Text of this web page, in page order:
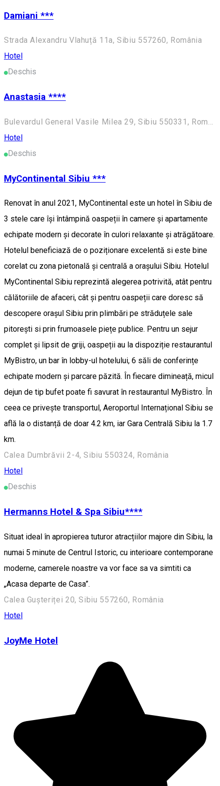
Damiani ***
Strada Alexandru Vlahuță 11a, Sibiu 557260, România
Hotel
Deschis
Anastasia ****
Bulevardul General Vasile Milea 29, Sibiu 550331, România
Hotel
Deschis
MyContinental Sibiu ***
Renovat în anul 2021, MyContinental este un hotel în Sibiu de
3 stele care își întâmpină oaspeții în camere și apartamente
echipate modern și decorate în culori relaxante și atrăgătoare.
Hotelul beneficiază de o poziționare excelentă si este bine
corelat cu zona pietonală și centrală a orașului Sibiu. Hotelul
MyContinental Sibiu reprezintă alegerea potrivită, atât pentru
călătoriile de afaceri, cât și pentru oaspeții care doresc să
descopere orașul Sibiu prin plimbări pe străduțele sale
pitorești si prin frumoasele piețe publice. Pentru un sejur
complet și lipsit de griji, oaspeții au la dispoziție restaurantul
MyBistro, un bar în lobby-ul hotelului, 6 săli de conferințe
echipate modern și parcare păzită. În fiecare dimineață, micul
dejun de tip bufet poate fi savurat în restaurantul MyBistro. În
ceea ce privește transportul, Aeroportul Internațional Sibiu se
află la o distanță de doar 4.2 km, iar Gara Centrală Sibiu la 1.7
km.
Calea Dumbrăvii 2-4, Sibiu 550324, România
Hotel
Deschis
Hermanns Hotel & Spa Sibiu****
Situat ideal în apropierea tuturor atracțiilor majore din Sibiu, la
numai 5 minute de Centrul Istoric, cu interioare contemporane
moderne, camerele noastre va vor face sa va simtiti ca
„Acasa departe de Casa”.
Calea Gușteriței 20, Sibiu 557260, România
Hotel
JoyMe Hotel